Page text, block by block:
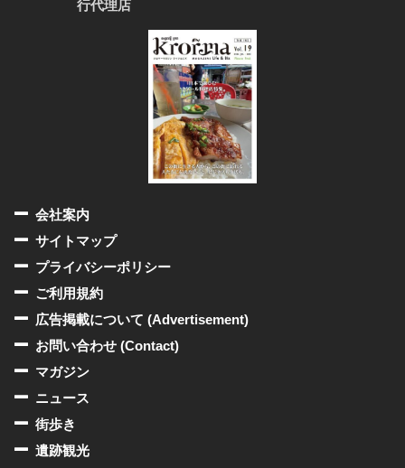
行代理店
会社案内
サイトマップ
プライバシーポリシー
ご利用規約
広告掲載について (Advertisement)
お問い合わせ (Contact)
マガジン
ニュース
街歩き
遺跡観光